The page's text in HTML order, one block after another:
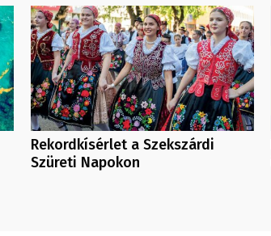
Rekordkísérlet a Szekszárdi
Szüreti Napokon